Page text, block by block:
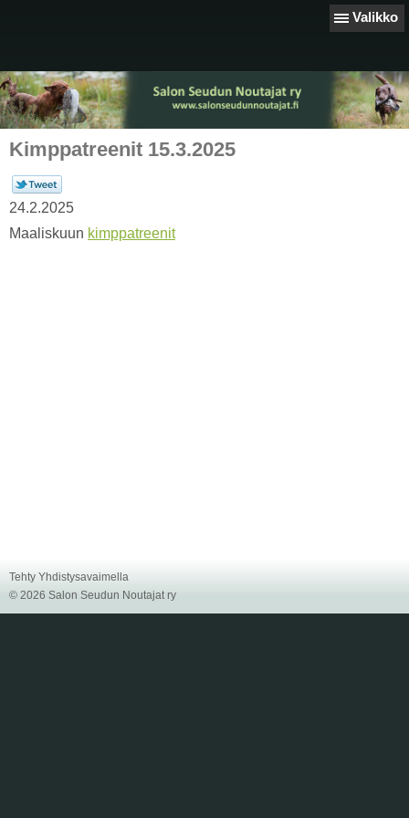
Valikko
Kimppatreenit 15.3.2025
24.2.2025
Maaliskuun kimppatreenit
Tehty Yhdistysavaimella
© 2026 Salon Seudun Noutajat ry